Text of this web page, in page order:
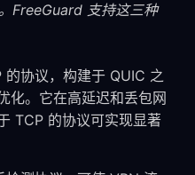
FreeGuard 支持这三种
的协议，构建于 QUIC 之
化。它在高延迟和丢包网
TCP 的协议可实现显著